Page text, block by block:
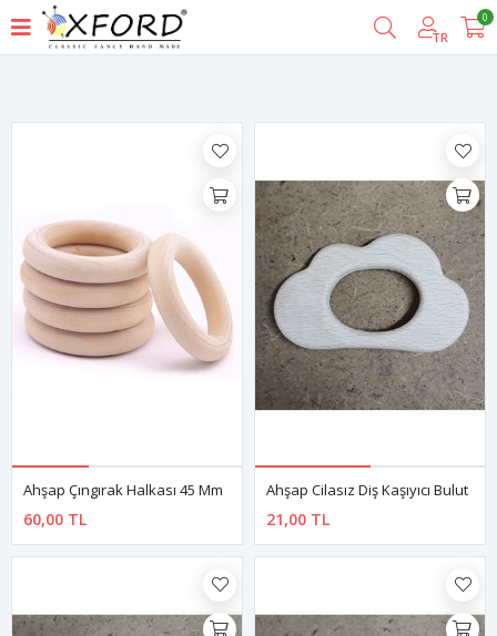
TR
0
Filtrele
Ahşap Çıngırak Halkası 45 Mm
60,00 TL
Ahşap Cilasız Diş Kaşıyıcı Bulut
21,00 TL